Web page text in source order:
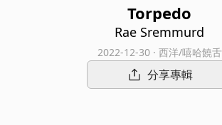
Torpedo
Rae Sremmurd
2022-12-30 · 西洋/嘻哈饒舌
分享專輯